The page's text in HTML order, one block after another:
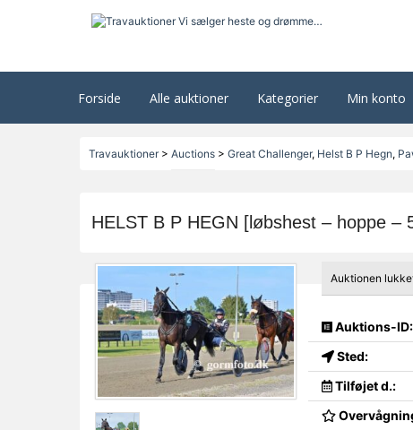
Forside Alle auktioner Kategorier Min konto
Travauktioner> Auctions> Great Challenger, Helst B P Hegn,
HELST B P HEGN [løbshest – hoppe –
Auktionen
Auktions-ID:
Sted:
Tilføjet d.: